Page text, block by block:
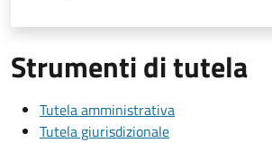
Strumenti di tutela
Tutela amministrativa
Tutela giurisdizionale